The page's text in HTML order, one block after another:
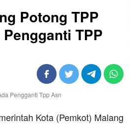
Potong TPP
TPP
Kota (Pemkot) Malang